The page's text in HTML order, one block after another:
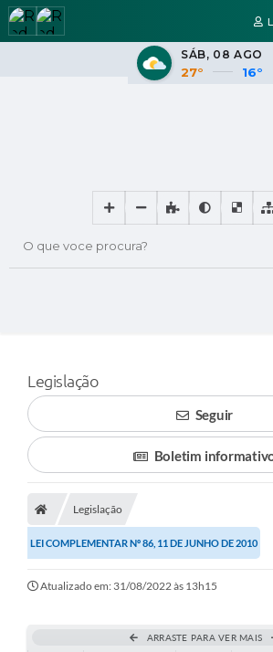
O que voce procura?
SÁB 08 AGO
27° 16°
Legislação
Seguir
Boletim
Legislação
LEI COMPLEMENTAR Nº 86, 11 DE JUNHO DE 2010
Atualizado em: 31/08/2022 às 13h15
ARRASTE PARA VER MAIS